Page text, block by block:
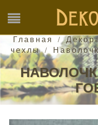
Главная /
чехлы /